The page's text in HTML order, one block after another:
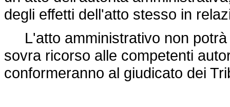
degli effetti dell'atto stesso in
L'atto amministrativo non potrà
sovra ricorso alle competenti
conformeranno al giudicato dei